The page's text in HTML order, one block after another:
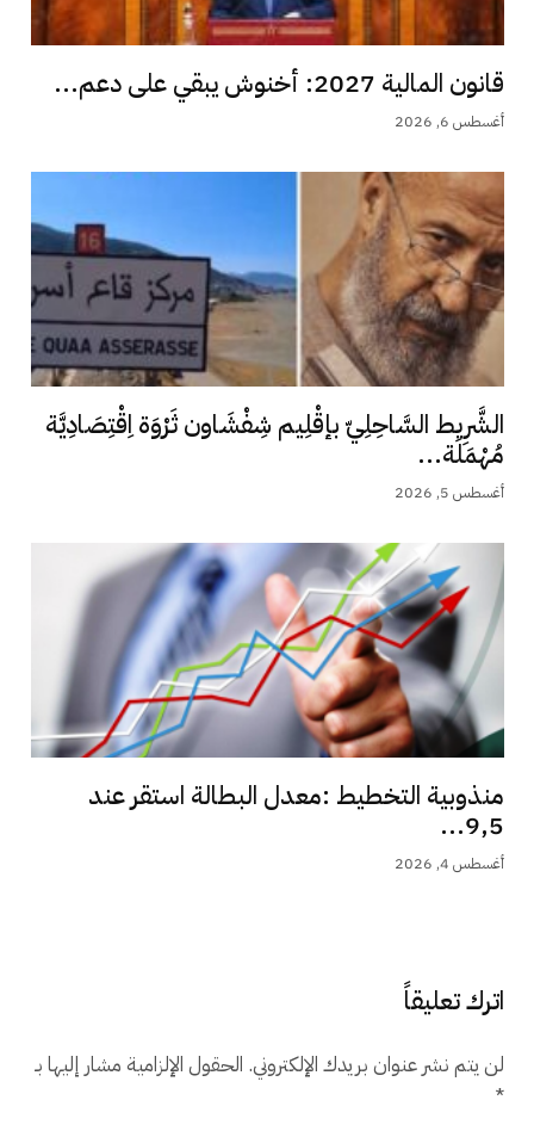
قانون المالية 2027: أخنوش يبقي على دعم...
أغسطس 6, 2026
الشَّرِيط السَّاحِلِيّ بإقْلِيم شِفْشَاون ثَرْوَة اِقْتِصَادِيَّة
مُهْمَلَة...
أغسطس 5, 2026
منذوبية التخطيط :معدل البطالة استقر عند
9,5...
أغسطس 4, 2026
اترك تعليقاً
لن يتم نشر عنوان بريدك الإلكتروني. الحقول الإلزامية مشار إليها بـ
*